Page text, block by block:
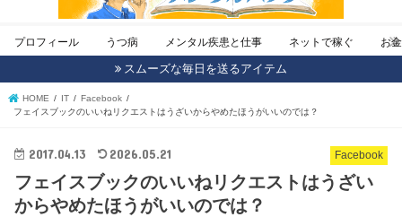
プロフィール うつ病 メンタル疾患と仕事 ネットで稼ぐ お
スムーズな毎日を送るアイテム
HOME IT
Facebook
フェイスブックのいいねリクエストはうざいからやめたほうがいいのでは？
Facebook
2017.04.13 2026.05.21
フェイスブックのいいねリクエストはうざい
からやめたほうがいいのでは？